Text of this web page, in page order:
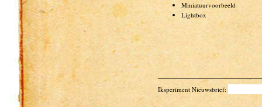
Miniatuurvoorbeeld
Lightbox
Iksperiment Nieuwsbrief: